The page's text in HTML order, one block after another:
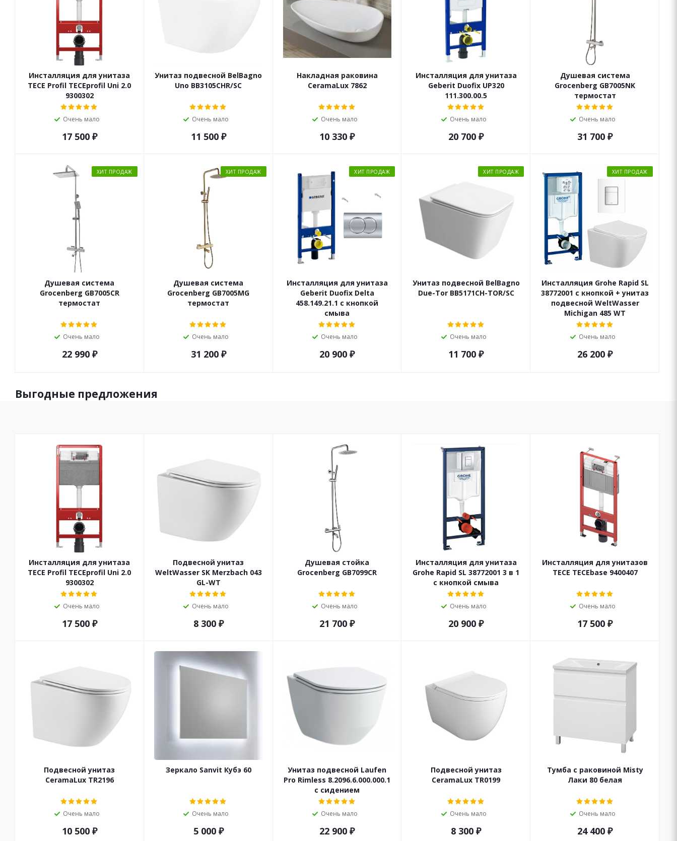
Инсталляция для унитаза
TECE Profil TECEprofil Uni 2.0
9300302
Очень мало
17 500₽
Унитаз подвесной BelBagno
Uno BB3105CHR/SC
Очень мало
11 500₽
Накладная раковина
CeramaLux 7862
Очень мало
10 330 ₽
Инсталляция для унитаза
Geberit Duofix UP320
111.300.00.5
Очень мало
20 700 ₽
Душевая система
Grocenberg GB7005NK
термостат
Очень мало
31 700 ₽
ХИТ ПРОДАЖ
Душевая система
Grocenberg GB7005CR
термостат
Очень мало
22 990₽
ХИТ ПРОДАЖ
Душевая система
Grocenberg GB7005MG
термостат
Очень мало
31 200₽
ХИТ ПРОДАЖ
Инсталляция для унитаза
Geberit Duofix Delta
458.149.21.1 с кнопкой
смыва
Очень мало
20 900 ₽
ХИТ ПРОДАЖ
Унитаз подвесной BelBagno
Due-Tor BB5171CH-TOR/SC
Очень мало
11 700 ₽
ХИТ ПРОДАЖ
Инсталляция Grohe Rapid SL
38772001 с кнопкой + унитаз
подвесной WeltWasser
Michigan 485 WT
Очень мало
26 200 ₽
Выгодные предложения
Инсталляция для унитаза
TECE Profil TECEprofil Uni 2.0
9300302
Очень мало
17 500₽
Подвесной унитаз
WeltWasser SK Merzbach 043
GL-WT
Очень мало
8 300₽
Душевая стойка
Grocenberg GB7099CR
Очень мало
21 700 ₽
Инсталляция для унитаза
Grohe Rapid SL 38772001 3 в 1
с кнопкой смыва
Очень мало
20 900 ₽
Инсталляция для унитазов
TECE TECEbase 9400407
Очень мало
17 500 ₽
Подвесной унитаз
CeramaLux TR2196
Очень мало
10 500₽
Зеркало Sanvit Кубэ 60
Очень мало
5 000₽
Унитаз подвесной Laufen
Pro Rimless 8.2096.6.000.000.1
с сидением
Очень мало
22 900 ₽
Подвесной унитаз
CeramaLux TR0199
Очень мало
8 300 ₽
Тумба с раковиной Misty
Лаки 80 белая
Очень мало
24 400 ₽